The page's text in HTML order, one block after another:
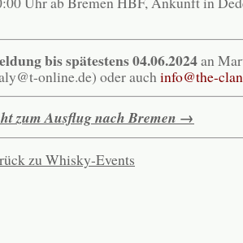
bis spätestens 04.06.2024an
online.de) oder auchinfo@the-
zum Ausflug nach Bremen →
zu Whisky-Events